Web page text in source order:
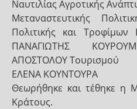
Ναυτιλίας Αγροτικής
Μεταναστευτικής
Πολιτικής και
ΠΑΝΑΓΙΩΤΗΣ
ΑΠΟΣΤΟΛΟΥ Τουρισμού
ΕΛΕΝΑ ΚΟΥΝΤΟΥΡΑ
Θεωρήθηκε και τέθηκε η
Κράτους.